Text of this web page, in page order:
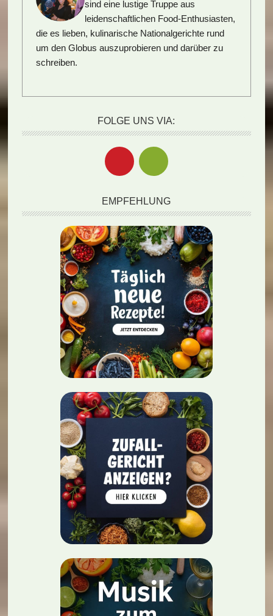
sind eine lustige Truppe aus
leidenschaftlichen Food-Enthusiasten,
die es lieben, kulinarische Nationalgerichte rund
um den Globus auszuprobieren und darüber zu
schreiben.
FOLGE UNS VIA:
EMPFEHLUNG